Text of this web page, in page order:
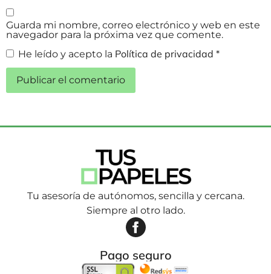
Guarda mi nombre, correo electrónico y web en este
navegador para la próxima vez que comente.
He leído y acepto la Política de privacidad *
Tu asesoría de autónomos, sencilla y cercana.
Siempre al otro lado.
Pago seguro